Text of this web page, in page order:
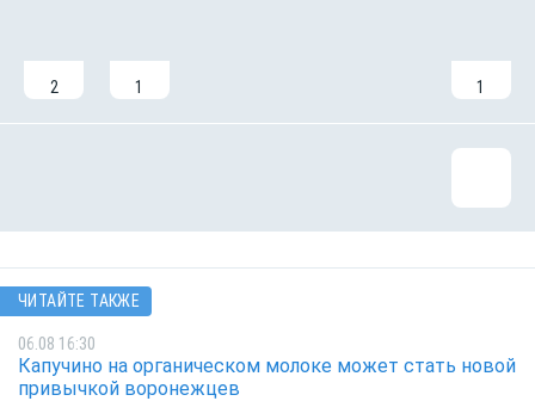
2 1 1
ЧИТАЙТЕ ТАКЖЕ
06.08 16:30
Капучино на органическом молоке может стать новой
привычкой воронежцев